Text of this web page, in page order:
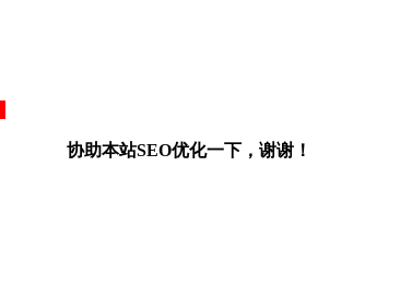
协助本站SEO优化一下，谢谢！